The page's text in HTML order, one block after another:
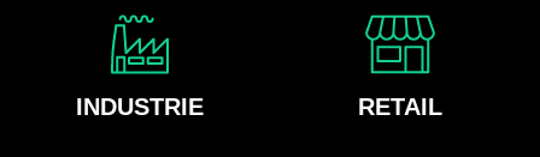
INDUSTRIE RETAIL